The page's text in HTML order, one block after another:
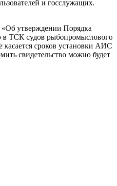
и госслужащих.
утверждении Порядка
в ТСК судов рыбопромыслового
сроков установки АИС
свидетельство можно будет